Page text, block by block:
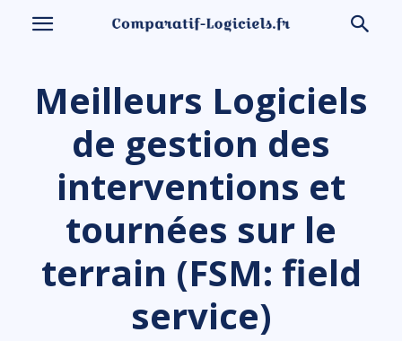
Meilleurs Logiciels
de gestion des
interventions et
tournées sur le
terrain (FSM: field
service)